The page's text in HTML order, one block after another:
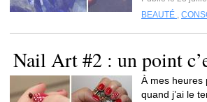
BEAUTÉ ,
Nail Art #2 : un point
À mes heures
quand j’ai le